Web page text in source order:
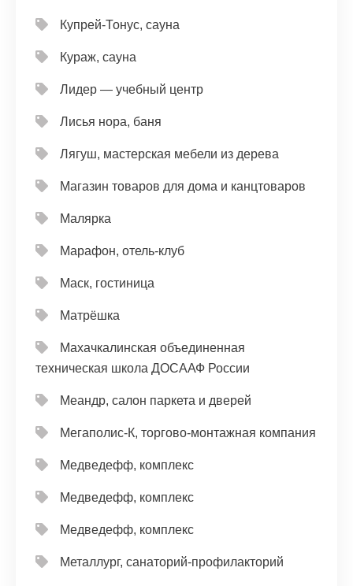
Купрей-Тонус, сауна
Кураж, сауна
Лидер — учебный центр
Лисья нора, баня
Лягуш, мастерская мебели из дерева
Магазин товаров для дома и канцтоваров
Малярка
Марафон, отель-клуб
Маск, гостиница
Матрёшка
Махачкалинская объединенная
техническая школа ДОСААФ России
Меандр, салон паркета и дверей
Мегаполис-К, торгово-монтажная компания
Медведефф, комплекс
Медведефф, комплекс
Медведефф, комплекс
Металлург, санаторий-профилакторий